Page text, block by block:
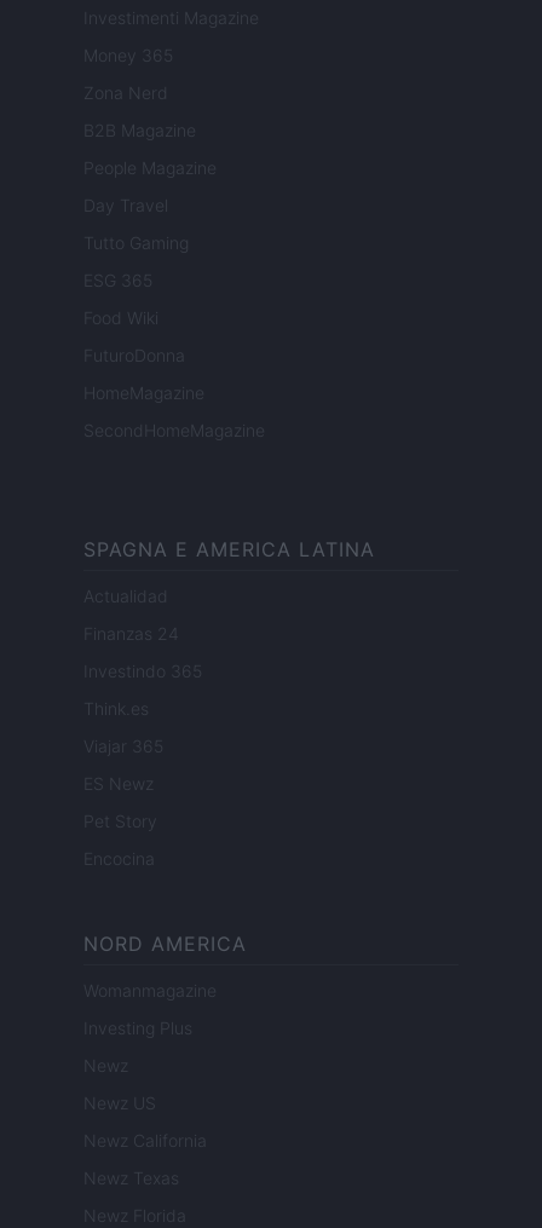
Investimenti Magazine
Money 365
Zona Nerd
B2B Magazine
People Magazine
Day Travel
Tutto Gaming
ESG 365
Food Wiki
FuturoDonna
HomeMagazine
SecondHomeMagazine
SPAGNA E AMERICA LATINA
Actualidad
Finanzas 24
Investindo 365
Think.es
Viajar 365
ES Newz
Pet Story
Encocina
NORD AMERICA
Womanmagazine
Investing Plus
Newz
Newz US
Newz California
Newz Texas
Newz Florida